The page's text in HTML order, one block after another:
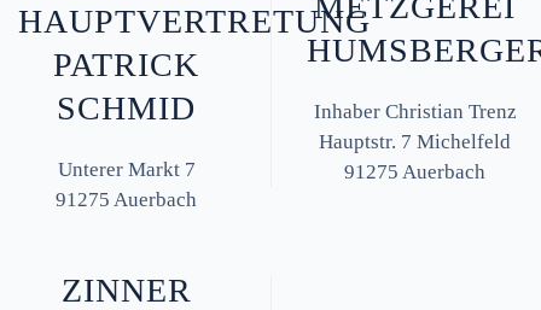
HAUPTVERTRETUNG
PATRICK
SCHMID
Unterer Markt 7
91275 Auerbach
Inhaber Christian Trenz
Hauptstr. 7 Michelfeld
91275 Auerbach
ZINNER